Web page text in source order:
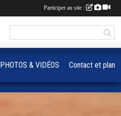
PHOTOS & VIDÉOS Contact et plan
Participer au site :